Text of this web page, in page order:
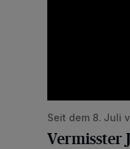
Seit dem 8. Juli
Vermisster